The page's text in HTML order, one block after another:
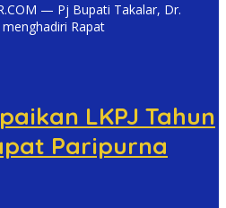
— Pj Bupati Takalar, Dr.
Rapat
LKPJ Tahun
Paripurna